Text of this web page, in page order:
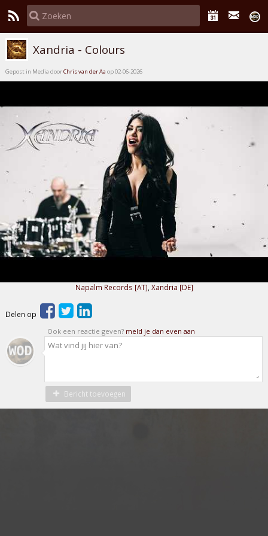
Xandria - Colours
Gepost in Media doorChris van der Aa op 02-06-2026
Napalm Records [AT] Xandria [DE]
Delen op
Ook een reactie geven? meld je dan even aan
Bericht toevoegen